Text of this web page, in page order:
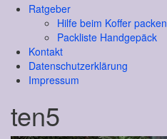
Ratgeber
Hilfe beim Koffer packen
Packliste Handgepäck
Kontakt
Datenschutzerklärung
Impressum
ten5